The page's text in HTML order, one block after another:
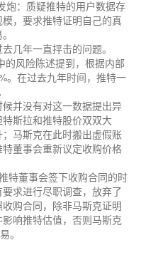
炮：质疑推特的用户数据存
，要求推特证明自己的真
年一直抨击的问题。
风险陈述提到，根据内部
。在过去九年时间，推特一
并没有对这一数据提出异
斯拉和推特股价双双大
马斯克在此时搬出虚假账
董事会重新议定收购价格
董事会签下收购合同的时
求进行尽职调查，放弃了
购合同，除非马斯克证明
响推特估值，否则马斯克
。